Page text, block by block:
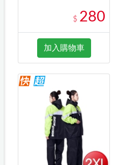
$ 280
加入購物車